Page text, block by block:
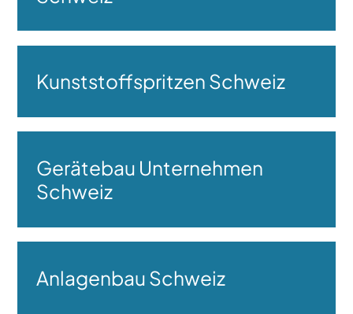
Kunststoffspritzen Schweiz
Gerätebau Unternehmen
Schweiz
Anlagenbau Schweiz